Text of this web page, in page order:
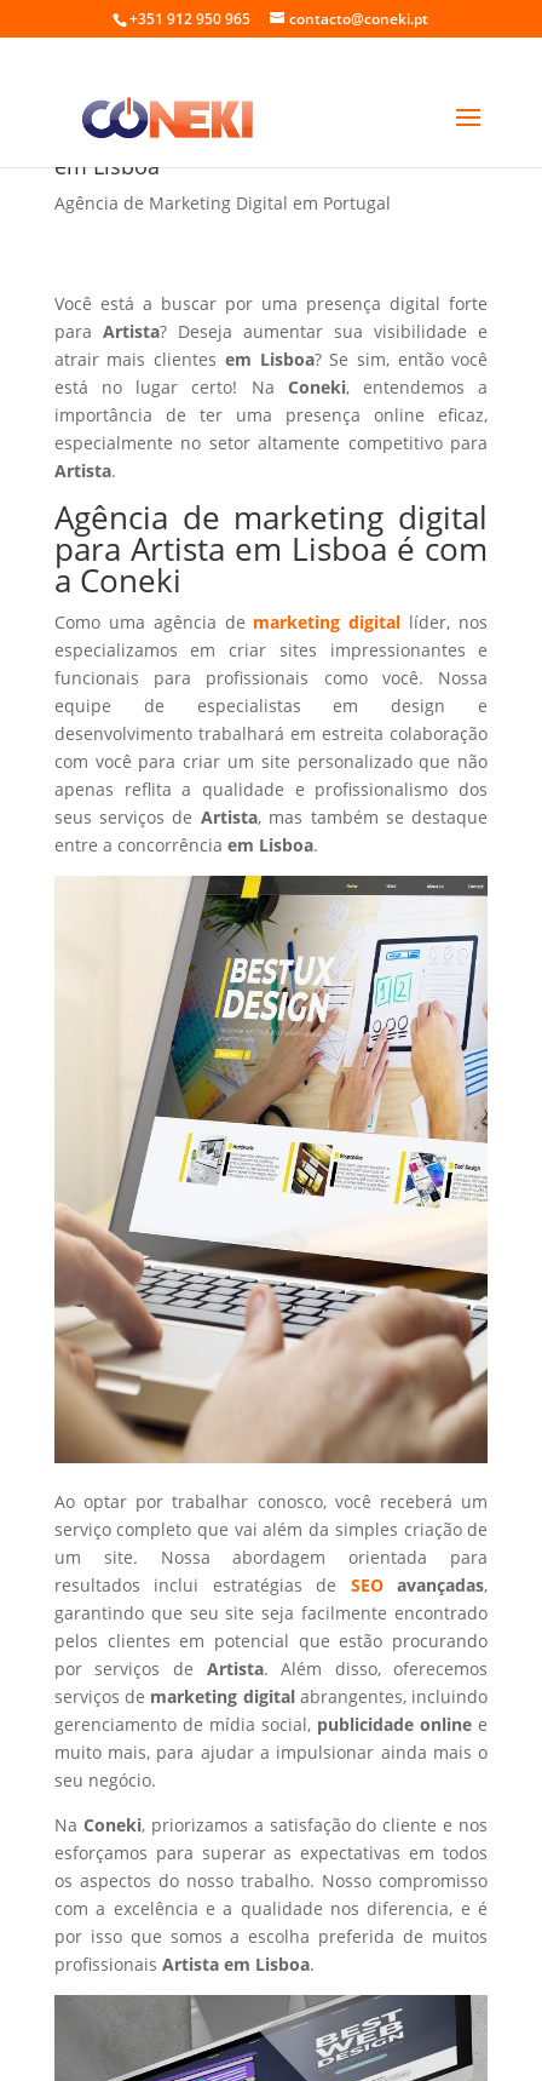
+351 912 950 965 contacto@coneki.pt
Agência de marketing digital para Artista
em Lisboa
Agência de Marketing Digital em Portugal
Você está a buscar por uma presença digital forte
para Artista? Deseja aumentar sua visibilidade e
atrair mais clientes em Lisboa? Se sim, então você
está no lugar certo! Na Coneki, entendemos a
importância de ter uma presença online eficaz,
especialmente no setor altamente competitivo para
Artista.
Agência de marketing digital
para Artista em Lisboa é com
a Coneki
Como uma agência de marketing digital líder, nos
especializamos em criar sites impressionantes e
funcionais para profissionais como você. Nossa
equipe de especialistas em design e
desenvolvimento trabalhará em estreita colaboração
com você para criar um site personalizado que não
apenas reflita a qualidade e profissionalismo dos
seus serviços de Artista, mas também se destaque
entre a concorrência em Lisboa.
Ao optar por trabalhar conosco, você receberá um
serviço completo que vai além da simples criação de
um site. Nossa abordagem orientada para
resultados inclui estratégias de SEOavançadas,
garantindo que seu site seja facilmente encontrado
pelos clientes em potencial que estão procurando
por serviços de Artista. Além disso, oferecemos
serviços de marketing digital abrangentes, incluindo
gerenciamento de mídia social, publicidade online e
muito mais, para ajudar a impulsionar ainda mais o
seu negócio.
Na Coneki, priorizamos a satisfação do cliente e nos
esforçamos para superar as expectativas em todos
os aspectos do nosso trabalho. Nosso compromisso
com a excelência e a qualidade nos diferencia, e é
por isso que somos a escolha preferida de muitos
profissionais Artistaem Lisboa.